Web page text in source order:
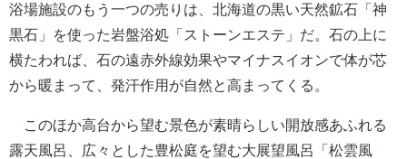
浴場施設のもう一つの売りは、北海道の黒い天然鉱石「神
黒石」を使った岩盤浴処「ストーンエステ」だ。石の上に
横たわれば、石の遠赤外線効果やマイナスイオンで体が芯
から暖まって、発汗作用が自然と高まってくる。
このほか高台から望む景色が素晴らしい開放感あふれる
露天風呂、広々とした豊松庭を望む大展望風呂「松雲風